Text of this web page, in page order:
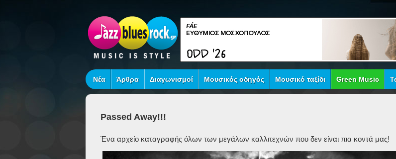
Νέα Άρθρα Διαγωνισμοί Μουσικός οδηγός Μουσικό ταξίδι Green Music
Passed Away!!!
Ένα αρχείο καταγραφής όλων των μεγάλων καλλιτεχνών που δεν είναι πια κοντά μας!